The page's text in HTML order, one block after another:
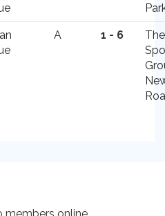
A 1 - 6
The